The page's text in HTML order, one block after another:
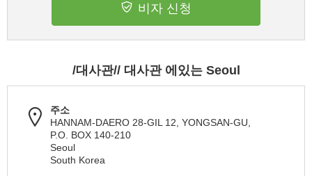
비자 신청
/대사관// 대사관 에있는 Seoul
주소
HANNAM-DAERO 28-GIL 12, YONGSAN-GU,
P.O. BOX 140-210
Seoul
South Korea